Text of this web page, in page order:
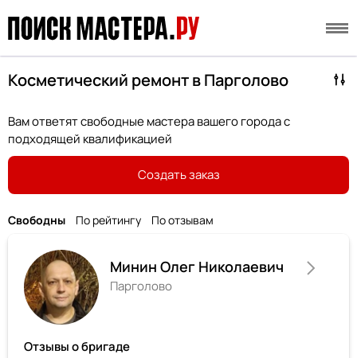
Косметический ремонт в Парголово
Вам ответят свободные мастера вашего города с
подходящей квалификацией
Создать заказ
Свободны По рейтингу По отзывам
Минин Олег Николаевич
Парголово
Отзывы о бригаде